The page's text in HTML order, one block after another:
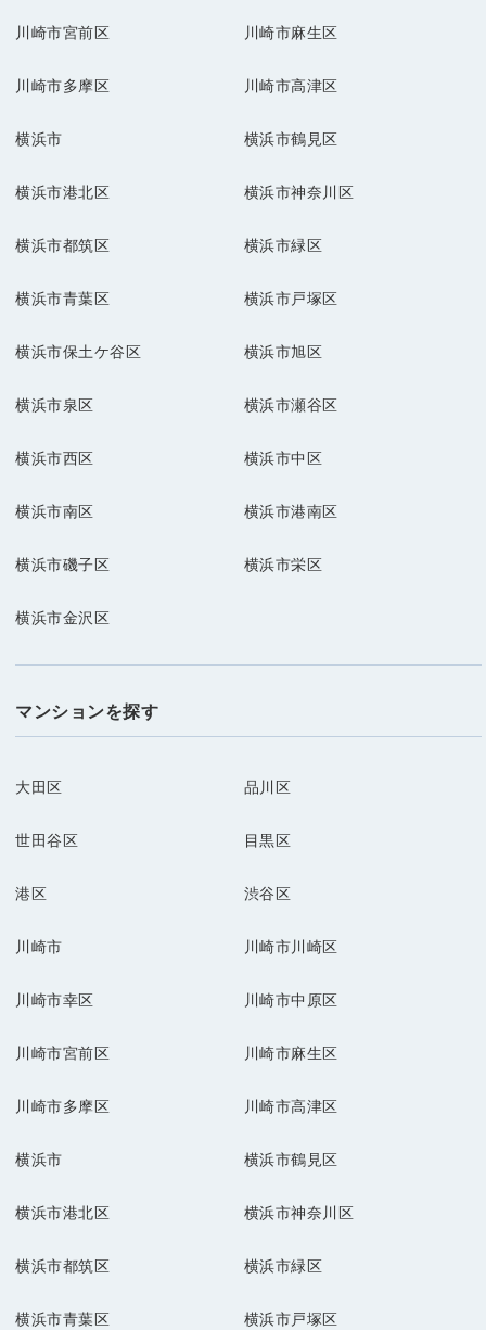
川崎市宮前区 川崎市麻生区
川崎市多摩区 川崎市高津区
横浜市 横浜市鶴見区
横浜市港北区 横浜市神奈川区
横浜市都筑区 横浜市緑区
横浜市青葉区 横浜市戸塚区
横浜市保土ケ谷区 横浜市旭区
横浜市泉区 横浜市瀬谷区
横浜市西区 横浜市中区
横浜市南区 横浜市港南区
横浜市磯子区 横浜市栄区
横浜市金沢区
マンションを探す
大田区 品川区
世田谷区 目黒区
港区 渋谷区
川崎市 川崎市川崎区
川崎市幸区 川崎市中原区
川崎市宮前区 川崎市麻生区
川崎市多摩区 川崎市高津区
横浜市 横浜市鶴見区
横浜市港北区 横浜市神奈川区
横浜市都筑区 横浜市緑区
横浜市青葉区 横浜市戸塚区